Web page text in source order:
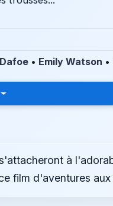
• Emily Watson •
à
film d'aventures